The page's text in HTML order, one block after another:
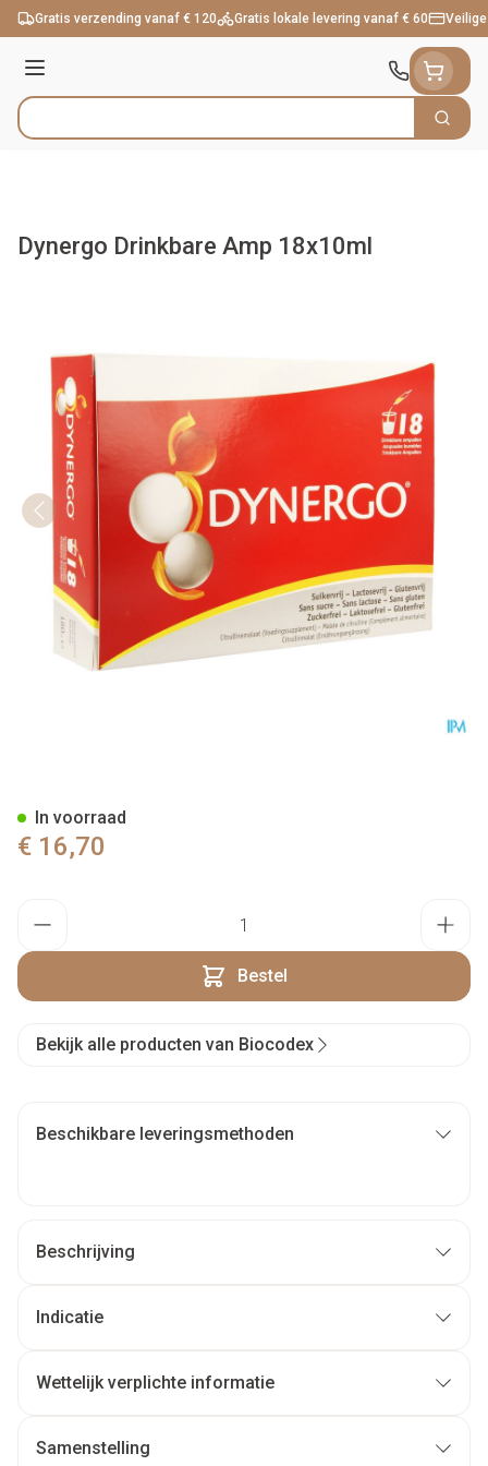
Ga naar de inhoud
Gratis verzending vanaf € 120 Gratis lokale levering vanaf € 60
Menu
Product, merk, categorie... Zoek
Dynergo Drinkbare Amp 18x10ml
€ 16,70
Bestel
In voorraad
Bekijk alle producten van Biocodex
Beschikbare leveringsmethoden
Beschrijving
Indicatie
Wettelijk verplichte informatie
Samenstelling